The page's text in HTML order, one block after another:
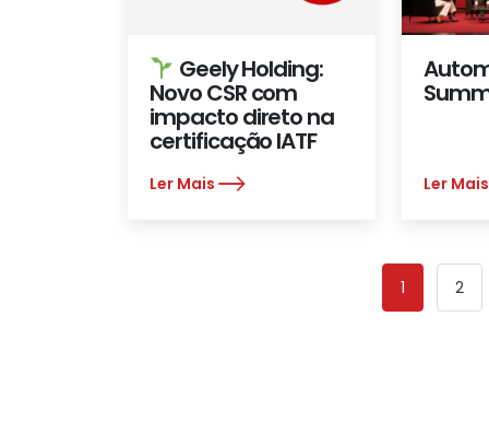
Geely Holding:
Novo CSR com
impacto direto na
certificação IATF
Ler Mais Ler Mais
1 2